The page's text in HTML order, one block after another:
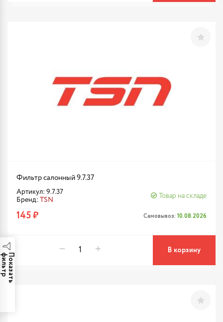
П
о
к
а
з
а
т
ь
ф
и
л
ь
т
Фильтр салонный 9.7.37
Артикул: 9.7.37
Бренд: TSN
Товар на складе
145 ₽ Самовывоз: 10.08.2026
В корзину